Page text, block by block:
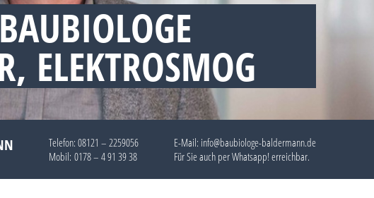
B
Telefon: 08121 – 2259056
Mobil: 0178 – 4 91 39 38
E-Mail: info@baubiologe-baldermann.de
Für Sie auch perWhatsapp!erreichbar.